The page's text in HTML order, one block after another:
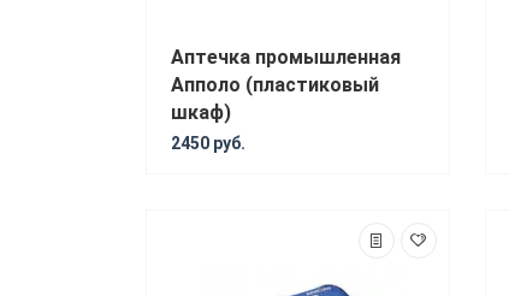
Аптечка промышленная
Апполо (пластиковый
шкаф)
2450 руб.